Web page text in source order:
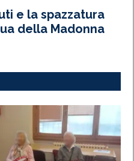
e la spazzatura
della Madonna